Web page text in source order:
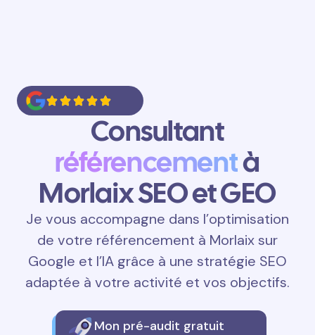
Consultant
référencementà
Morlaix SEO et GEO
Je vous accompagne dans l’optimisation
de votre référencement à Morlaix sur
Google et l’IA grâce à une stratégie SEO
adaptée à votre activité et vos objectifs.
Mon pré-audit gratuit